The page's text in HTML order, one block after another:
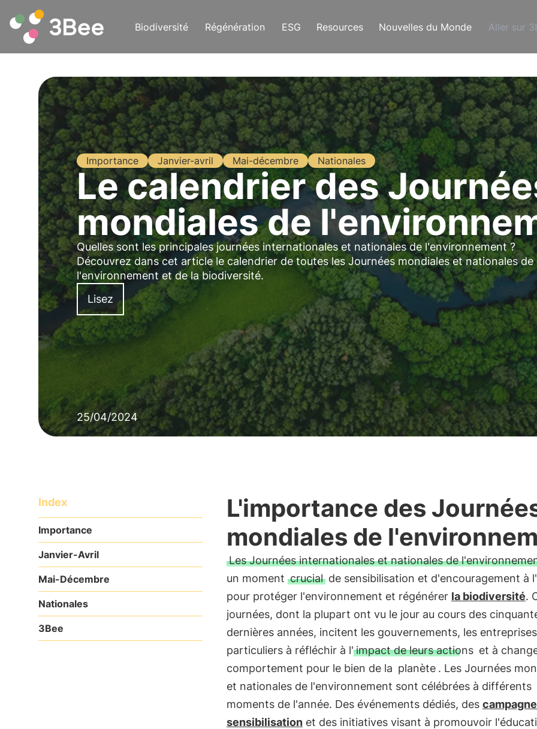
Biodiversité Régénération ESG Resources Nouvelles du Monde Aller sur
Importance Janvier-avril Mai-décembre Nationales
Le calendrier des
mondiales de
Quelles sont les principales journées internationales et nationales de l'environnement ?
Découvrez dans cet article le calendrier de toutes les Journées mondiales et nationales de
l'environnement et de la biodiversité.
Lisez
25/04/2024
Index
Importance
Janvier-Avril
Mai-Décembre
Nationales
3Bee
L'importance des
mondiales de
Les Journées internationales et nationales de
un moment crucialde sensibilisation et d'encouragement à
pour protéger l'environnement et régénérer la biodiversité.
journées, dont la plupart ont vu le jour au cours des
dernières années, incitent les gouvernements, les
particuliers à réfléchir à l' impact de leurs actions et à
comportement pour le bien de la planète . Les Journées
et nationales de l'environnement sont célébrées à différents
moments de l'année. Des événements dédiés, des
sensibilisationet des initiatives visant à promouvoir